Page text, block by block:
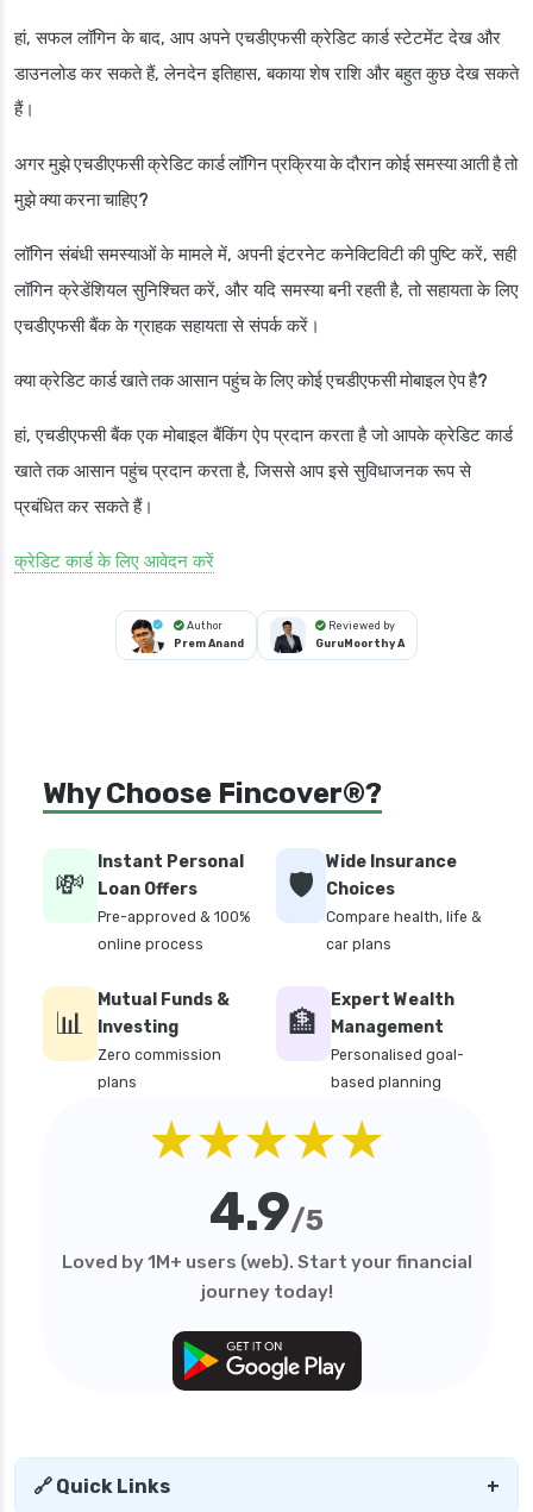
हां, सफल लॉगिन के बाद, आप अपने एचडीएफसी क्रेडिट कार्ड स्टेटमेंट देख और
डाउनलोड कर सकते हैं, लेनदेन इतिहास, बकाया शेष राशि और बहुत कुछ देख सकते
हैं।
अगर मुझे एचडीएफसी क्रेडिट कार्ड लॉगिन प्रक्रिया के दौरान कोई समस्या आती है तो
मुझे क्या करना चाहिए?
लॉगिन संबंधी समस्याओं के मामले में, अपनी इंटरनेट कनेक्टिविटी की पुष्टि करें, सही
लॉगिन क्रेडेंशियल सुनिश्चित करें, और यदि समस्या बनी रहती है, तो सहायता के लिए
एचडीएफसी बैंक के ग्राहक सहायता से संपर्क करें।
क्या क्रेडिट कार्ड खाते तक आसान पहुंच के लिए कोई एचडीएफसी मोबाइल ऐप है?
हां, एचडीएफसी बैंक एक मोबाइल बैंकिंग ऐप प्रदान करता है जो आपके क्रेडिट कार्ड
खाते तक आसान पहुंच प्रदान करता है, जिससे आप इसे सुविधाजनक रूप से
प्रबंधित कर सकते हैं।
क्रेडिट कार्ड के लिए आवेदन करें
Author
Prem Anand
Reviewed by
GuruMoorthy A
Why Choose Fincover®?
💸
Instant Personal
Loan Offers
Pre-approved & 100%
online process
🛡️
Wide Insurance
Choices
Compare health, life &
car plans
📊
Mutual Funds &
Investing
Zero commission
plans
🏦
Expert Wealth
Management
Personalised goal-
based planning
★★★★★
4.9/5
Loved by 1M+ users (web). Start your financial
journey today!
🔗 Quick Links +